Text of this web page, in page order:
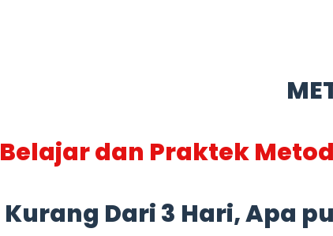
Belajar dan Praktek
Kurang Dari 3 Hari, Apa